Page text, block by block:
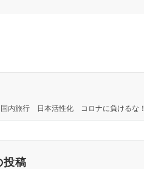
内旅行 日本活性化 コロナに負けるな！
投稿